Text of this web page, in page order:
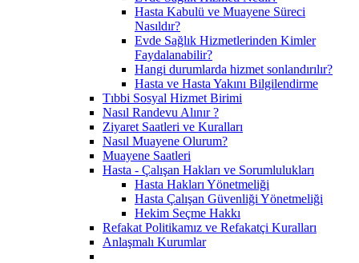
Hasta Kabulü ve Muayene Süreci
Nasıldır?
Evde Sağlık Hizmetlerinden Kimler
Faydalanabilir?
Hangi durumlarda hizmet sonlandırılır?
Hasta ve Hasta Yakını Bilgilendirme
Tıbbi Sosyal Hizmet Birimi
Nasıl Randevu Alınır ?
Ziyaret Saatleri ve Kuralları
Nasıl Muayene Olurum?
Muayene Saatleri
Hasta - Çalışan Hakları ve Sorumlulukları
Hasta Hakları Yönetmeliği
Hasta Çalışan Güvenliği Yönetmeliği
Hekim Seçme Hakkı
Refakat Politikamız ve Refakatçi Kuralları
Anlaşmalı Kurumlar